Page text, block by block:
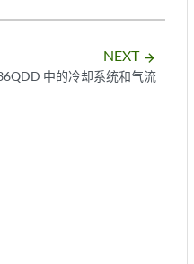
NEXT arrow_forward
中的冷却系统和气流